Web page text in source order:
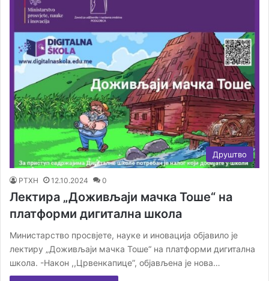
Друштво
РТХН 12.10.2024 0
Лектира „Доживљаји мачка Тоше“ на
платформи дигитална школа
Министарство просвјете, науке и иновација објавило је
лектиру „Доживљаји мачка Тоше“ на платформи дигитална
школа. -Након ,,Црвенкапице”, објављена је нова…